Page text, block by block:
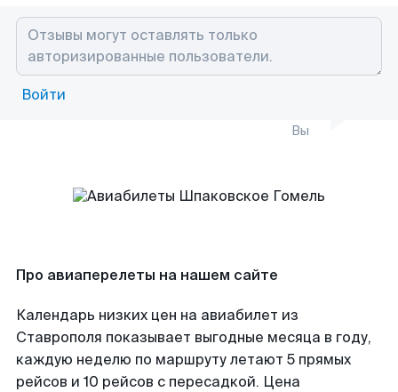
Войти
Вы
Про авиаперелеты на нашем сайте
Календарь низких цен на авиабилет из
Ставрополя показывает выгодные месяца в году,
каждую неделю по маршруту летают 5 прямых
рейсов и 10 рейсов с пересадкой. Цена